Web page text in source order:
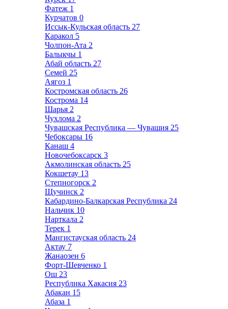
Фатеж 1
Курчатов 0
Иссык-Кульская область 27
Каракол 5
Чолпон-Ата 2
Балыкчы 1
Абай область 27
Семей 25
Аягоз 1
Костромская область 26
Кострома 14
Шарья 2
Чухлома 2
Чувашская Республика — Чувашия 25
Чебоксары 16
Канаш 4
Новочебоксарск 3
Акмолинская область 25
Кокшетау 13
Степногорск 2
Щучинск 2
Кабардино-Балкарская Республика 24
Нальчик 10
Нарткала 2
Терек 1
Мангистауская область 24
Актау 7
Жанаозен 6
Форт-Шевченко 1
Ош 23
Республика Хакасия 23
Абакан 15
Абаза 1